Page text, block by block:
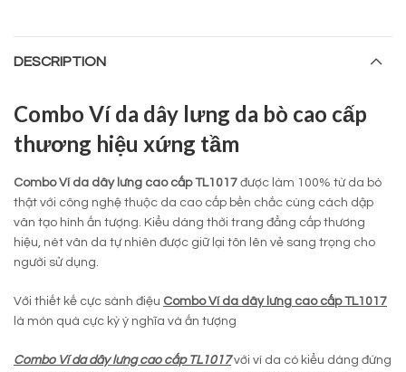
DESCRIPTION
Combo Ví da dây lưng da bò cao cấp
thương hiệu xứng tầm
Combo Ví da dây lưng cao cấp TL1017 được làm 100% từ da bò
thật với công nghệ thuộc da cao cấp bền chắc cùng cách dập
vân tạo hình ấn tượng. Kiểu dáng thời trang đẳng cấp thương
hiệu, nét vân da tự nhiên được giữ lại tôn lên vẻ sang trọng cho
người sử dụng.
Với thiết kế cực sành điệu Combo Ví da dây lưng cao cấp TL1017
là món quà cực kỳ ý nghĩa và ấn tượng
Combo Ví da dây lưng cao cấp TL1017với ví da có kiểu dáng đứng